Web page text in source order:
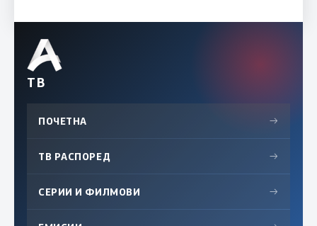
ТВ
ПОЧЕТНА →
ТВ РАСПОРЕД →
СЕРИИ И ФИЛМОВИ →